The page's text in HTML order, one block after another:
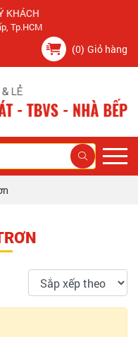
Tp.HCM
(0) Giỏ hàng